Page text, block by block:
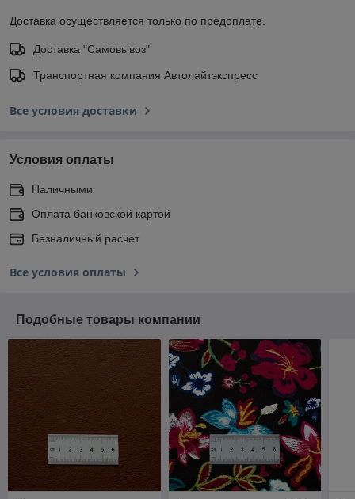
Доставка осуществляется только по предоплате.
Доставка "Самовывоз"
Транспортная компания Автолайтэкспресс
Все условия доставки
Условия оплаты
Наличными
Оплата банковской картой
Безналичный расчет
Все условия оплаты
Подобные товары компании